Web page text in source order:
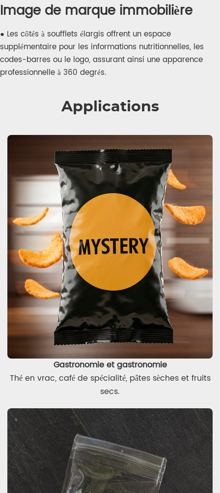
Image de marque immobilière
● Les côtés à soufflets élargis offrent un espace
supplémentaire pour les informations nutritionnelles, les
codes-barres ou le logo, assurant ainsi une apparence
professionnelle à 360 degrés.
Applications
Gastronomie et gastronomie
Thé en vrac, café de spécialité, pâtes sèches et fruits
secs.